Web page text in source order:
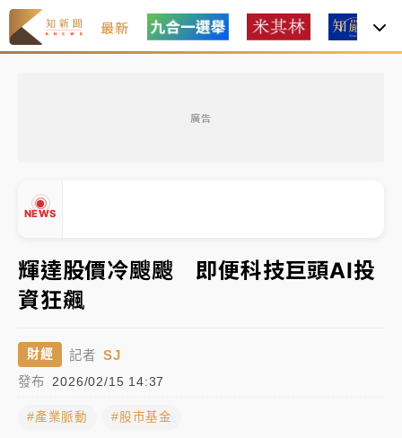
最新
廣告
NEWS
中信慈善基金會想增加董事人數！辜仲諒向法院聲請遭
駁 理由曝光
故宮《龍藏經》特展第2檔！今線上預約開賣一度塞車
周六起展出延長至晚上7時
台東農業處長涉圖利渡假村！東檢抗告成功 今重開羈
父親節泡湯了！中颱白海豚雨彈轟3天 「紅到發紫」降
雨熱區曝
輝達股價冷颼颼 即便科技巨頭AI投
資狂飆
財經 記者 SJ
發布 2026/02/15 14:37
#產業脈動 #股市基金